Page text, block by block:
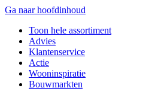
Ga naar hoofdinhoud
Toon hele assortiment
Advies
Klantenservice
Actie
Wooninspiratie
Bouwmarkten